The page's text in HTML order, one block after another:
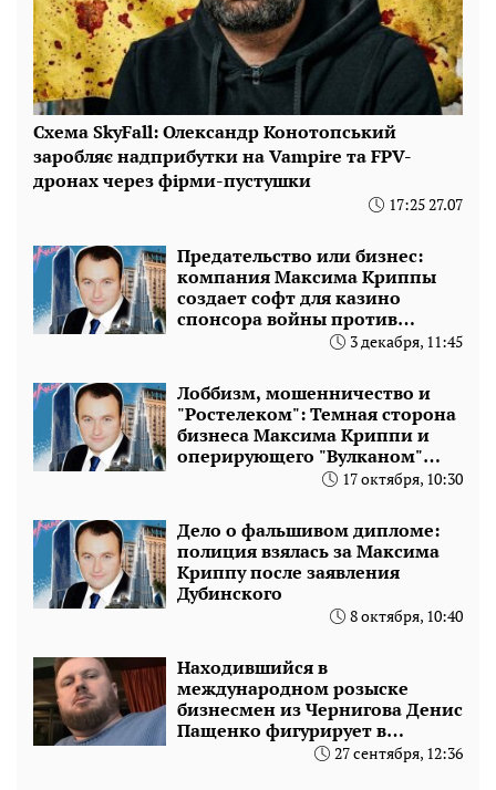
Схема SkyFall: Олександр Конотопський
заробляє надприбутки на Vampire та FPV-
дронах через фірми-пустушки
17:25 27.07
Предательство или бизнес:
компания Максима Криппы
создает софт для казино
спонсора войны против
3 декабря, 11:45
Лоббизм, мошенничество и
"Ростелеком": Темная сторона
бизнеса Максима Криппи и
оперирующего "Вулканом"
Макса Полякова
17 октября, 10:30
Дело о фальшивом дипломе:
полиция взялась за Максима
Криппу после заявления
Дубинского
8 октября, 10:40
Находившийся в
международном розыске
бизнесмен из Чернигова Денис
Пащенко фигурирует в
пленках о наркотрафике
27 сентября, 12:36